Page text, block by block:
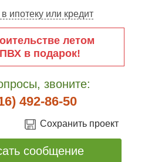
ипотеку или кредит
летом
в подарок!
звоните:
492-86-50
Сохранить проект
сообщение